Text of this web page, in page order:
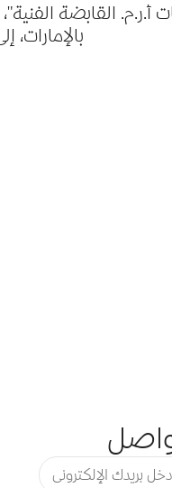
القابضة
بالإمارات،